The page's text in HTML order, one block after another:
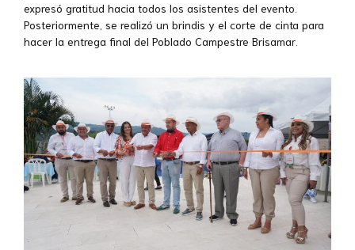
expresó gratitud hacia todos los asistentes del evento.
Posteriormente, se realizó un brindis y el corte de cinta para
hacer la entrega final del Poblado Campestre Brisamar.